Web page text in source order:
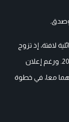
وصدق.
لافتة، إذ تزوج
من لين برنجكجي عام 2015، ورزق بابنته سندرا عام 2016. ورغم إعلان
حياتهما معا، في خطوة